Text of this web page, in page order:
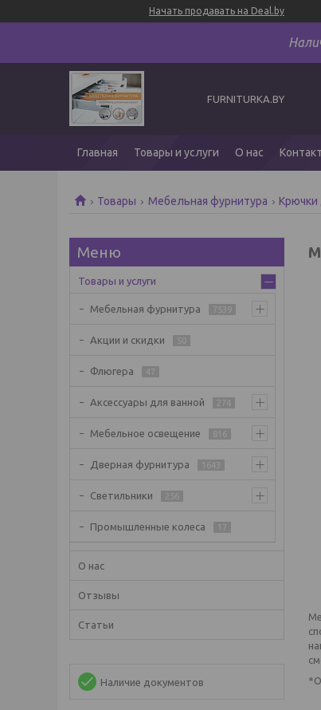
Начать продавать на Deal.by
FURNITURKA.BY
Главная Товары и услуги О нас
Товары Мебельная фурнитура
Товары и услуги
Мебельная фурнитура 7539
Акции и скидки 50
Флюгера 47
Аксессуары для ванной 274
Мебельное освещение 816
Дверная фурнитура 1643
Светильники 256
Промышленные колеса 17
О нас
Отзывы
Статьи
Наличие документов